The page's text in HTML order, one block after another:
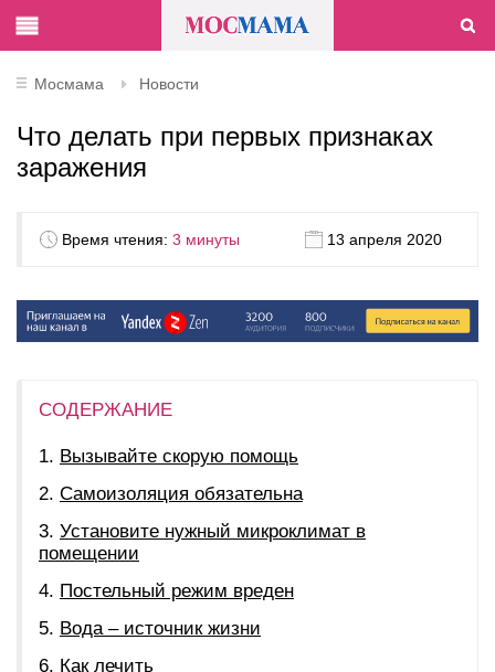
Мосмама Новости
Что делать при первых признаках
заражения
Время чтения: 3 минуты 13 апреля 2020
СОДЕРЖАНИЕ
Вызывайте скорую помощь
Самоизоляция обязательна
Установите нужный микроклимат в
помещении
Постельный режим вреден
Вода – источник жизни
Как лечить